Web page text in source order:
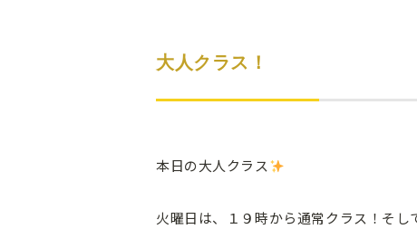
大人クラス！
本日の大人クラス
火曜日は、１９時から通常クラス！そし